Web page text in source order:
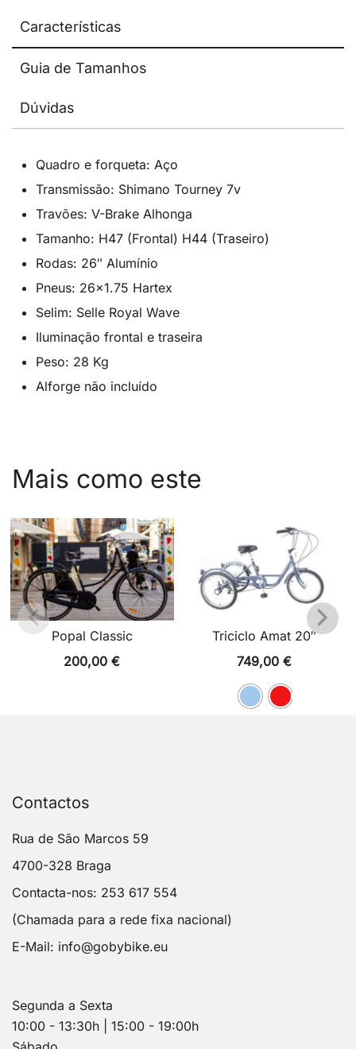
Características
Guia de Tamanhos
Dúvidas
Quadro e forqueta: Aço
Transmissão: Shimano Tourney 7v
Travões: V-Brake Alhonga
Tamanho: H47 (Frontal) H44 (Traseiro)
Rodas: 26″ Alumínio
Pneus: 26×1.75 Hartex
Selim: Selle Royal Wave
Iluminação frontal e traseira
Peso: 28 Kg
Alforge não incluído
Mais como este
Popal Classic
200,00€
Triciclo Amat 20″
749,00 €
Contactos
Rua de São Marcos 59
4700-328 Braga
Contacta-nos: 253 617 554
(Chamada para a rede fixa nacional)
E-Mail: info@gobybike.eu
Segunda a Sexta
10:00 - 13:30h | 15:00 - 19:00h